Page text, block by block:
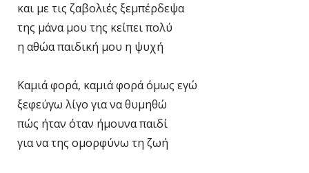
και με τις ζαβολιές ξεμπέρδεψα
της μάνα μου της κείπει πολύ
η αθώα παιδική μου η ψυχή
Καμιά φορά, καμιά φορά όμως εγώ
ξεφεύγω λίγο για να θυμηθώ
πώς ήταν όταν ήμουνα παιδί
για να της ομορφύνω τη ζωή